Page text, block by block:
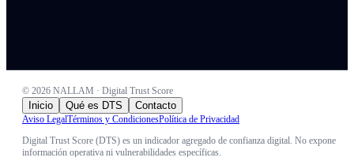
© 2026 NALLAM · Digital Trust Score
Inicio Qué es DTS Contacto
Aviso LegalTérminos y CondicionesPolítica de Privacidad
Digital Trust Score (DTS) es un indicador agregado de confianza digital. No expone
información operativa ni vulnerabilidades específicas.